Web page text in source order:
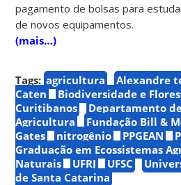
pagamento de bolsas para
de novos equipamentos.
(mais…)
Tags: agricultura
Alexandre
Caten
Biodiversidade e
Curitibanos
Departamento
Agricultura
Fundação Bill &
Gates
nitrogênio PPGEAN
Graduação em Ecossistemas
Naturais
UFRJ UFSC
de Santa Catarina